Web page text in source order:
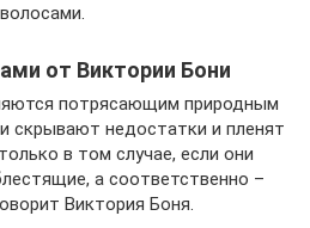
волосами.
от Виктории Бони
потрясающим природным
скрывают недостатки и пленят
в том случае, если они
а соответственно –
Виктория Боня.